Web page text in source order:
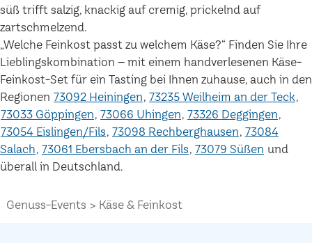
süß trifft salzig, knackig auf cremig, prickelnd auf
zartschmelzend.
„Welche Feinkost passt zu welchem Käse?“ Finden Sie Ihre
Lieblingskombination – mit einem handverlesenen Käse-
Feinkost-Set für ein Tasting bei Ihnen zuhause, auch in den
Regionen 73092 Heiningen 73235 Weilheim an der Teck
73033 Göppingen 73066 Uhingen 73326 Deggingen
73054 Eislingen/Fils 73098 Rechberghausen 73084
Salach 73061 Ebersbach an der Fils 73079 Süßen und
überall in Deutschland.
Genuss-Events Käse & Feinkost